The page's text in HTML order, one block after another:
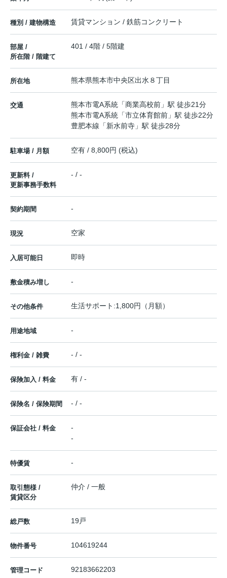
種別 / 建物構造 賃貸マンション / 鉄筋コンクリート
部屋 /
所在階 / 階建て
401 / 4階 / 5階建
所在地 熊本県熊本市中央区出水 ８丁目
交通 熊本市電A系統 「商業高校前 」駅 徒歩21分
熊本市電A系統 「市立体育館前 」駅 徒歩22分
豊肥本線 「新水前寺 」駅 徒歩28分
駐車場 / 月額 空有 / 8,800円 (税込)
更新料 /
更新事務手数料
- / -
契約期間 -
現況 空家
入居可能日 即時
敷金積み増し -
その他条件 生活サポート:1,800円（月額）
用途地域 -
権利金 / 雑費 - / -
保険加入 / 料金 有 / -
保険名 / 保険期間 - / -
保証会社 / 料金
-
-
特優賃 -
取引態様 /
賃貸区分
仲介 / 一般
総戸数 19戸
物件番号 104619244
管理コード 92183662203